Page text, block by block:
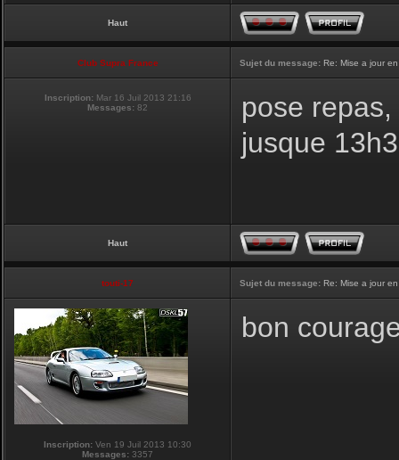
Haut
Club Supra France Sujet du message: Re: Mise a jour
Inscription: Mar 16 Juil 2013 21:16
Messages: 82
pose
jusque
Haut
touti-17 Sujet du message: Re: Mise a jour
Inscription: Ven 19 Juil 2013 10:30
Messages: 3357
bon